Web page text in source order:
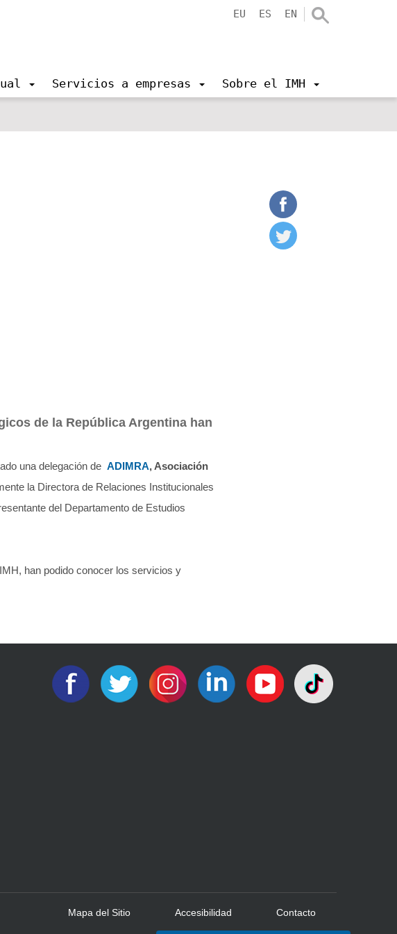
EU ES EN
Servicios a empresas Sobre el IMH
de la República Argentina han
una delegación de ADIMRA, Asociación
la Directora de Relaciones Institucionales
del Departamento de Estudios
han podido conocer los servicios y
Mapa del Sitio Accesibilidad Contacto